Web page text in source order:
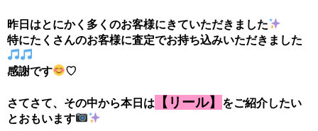
昨日はとにかく多くのお客様にきていただきました
特にたくさんのお客様に査定でお持ち込みいただきました
感謝です ♡
さてさて、その中から本日は 【リール】
をご紹介したい
とおもいます